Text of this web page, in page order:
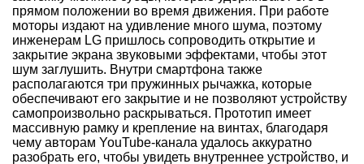
прямом положении во время движения. При работе
моторы издают на удивление много шума, поэтому
инженерам LG пришлось сопроводить открытие и
закрытие экрана звуковыми эффектами, чтобы этот
шум заглушить. Внутри смартфона также
располагаются три пружинных рычажка, которые
обеспечивают его закрытие и не позволяют устройству
самопроизвольно раскрываться. Прототип имеет
массивную рамку и крепление на винтах, благодаря
чему авторам YouTube-канала удалось аккуратно
разобрать его, чтобы увидеть внутреннее устройство, и